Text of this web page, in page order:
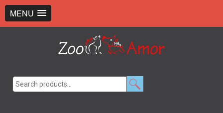
MENU